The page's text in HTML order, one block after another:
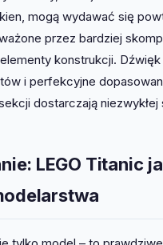
mogą wydawać się
przez bardziej
konstrukcji. Dźwięk
i perfekcyjne
dostarczają niezwykłej
LEGO Titanic